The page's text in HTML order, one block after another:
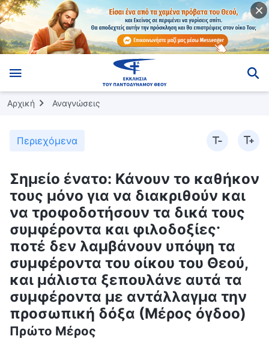
Αρχική Αναγνώσεις
Περιεχόμενα
Σημείο ένατο: Κάνουν το καθήκον
τους μόνο για να διακριθούν και
να τροφοδοτήσουν τα δικά τους
συμφέροντα και φιλοδοξίες·
ποτέ δεν λαμβάνουν υπόψη τα
συμφέροντα του οίκου του Θεού,
και μάλιστα ξεπουλάνε αυτά τα
συμφέροντα με αντάλλαγμα την
προσωπική δόξα (Μέρος όγδοο)
Πρώτο Μέρος